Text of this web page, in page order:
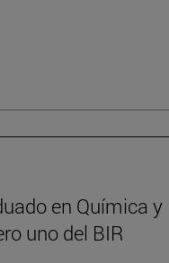
en Química y
uno del BIR